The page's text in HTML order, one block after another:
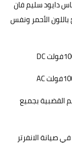
دايود سليم فان
الأحمر ونفس
القضبية بجميع
صيانة الانفرتر